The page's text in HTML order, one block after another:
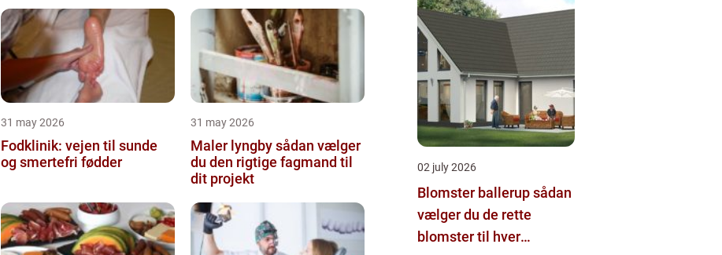
31 may 2026
Fodklinik: vejen til sunde
og smertefri fødder
31 may 2026
Maler lyngby sådan vælger
du den rigtige fagmand til
dit projekt
02 july 2026
Blomster ballerup sådan
vælger du de rette
blomster til hver